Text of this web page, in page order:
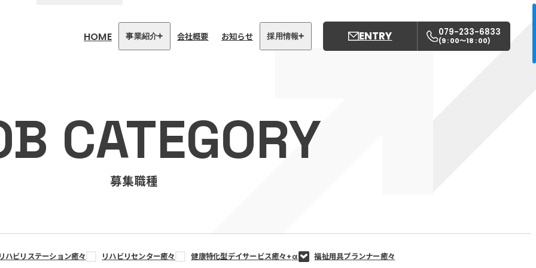
HOME 事業紹介
リハビリセンター癒々
健康特化型デイサービス癒々＋
α
福祉用具プランナー癒々
姫路中央保育園
会社概要 お知らせ 採用情報 ENTRY 079-233-6833
(9 : 00〜18 : 00)
CATEGORY
募集職種
ハビリステーション癒々 リハビリセンター癒々 健康特化型デイサービス癒々+α 福祉用具プランナー癒々